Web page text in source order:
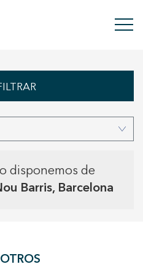
disponemos de
Barris, Barcelona